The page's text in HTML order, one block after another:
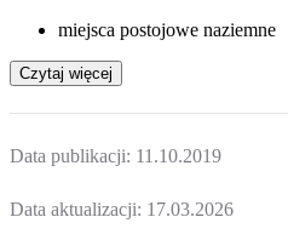
miejsca postojowe naziemne
Czytaj więcej
Data publikacji: 11.10.2019
Data aktualizacji: 17.03.2026